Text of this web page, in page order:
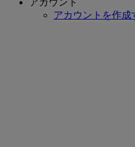
アカウント
アカウントを作成